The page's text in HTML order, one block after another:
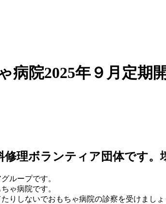
病院2025年９月定期
理ボランティア団体です
ループです。
ゃ病院です。
りしないでおもちゃ病院の診察を受けましょ